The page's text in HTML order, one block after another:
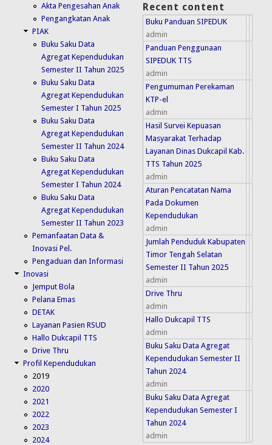
Akta Pengesahan Anak
Pengangkatan Anak
PIAK
Buku Saku Data
Agregat Kependudukan
Semester II Tahun 2025
Buku Saku Data
Agregat Kependudukan
Semester I Tahun 2025
Buku Saku Data
Agregat Kependudukan
Semester II Tahun 2024
Buku Saku Data
Agregat Kependudukan
Semester I Tahun 2024
Buku Saku Data
Agregat Kependudukan
Semester II Tahun 2023
Pemanfaatan Data &
Inovasi Pel.
Pengaduan dan Informasi
Inovasi
Jemput Bola
Pelana Emas
DETAK
Layanan Pasien RSUD
Hallo Dukcapil TTS
Drive Thru
Profil Kependudukan
2019
2020
2021
2022
2023
2024
Recent content
Buku Panduan SIPEDUK
admin
Panduan Penggunaan
SIPEDUK TTS
admin
Pengumuman Perekaman
KTP-el
admin
Hasil Survei Kepuasan
Masyarakat Terhadap
Layanan Dinas Dukcapil Kab.
TTS Tahun 2025
admin
Aturan Pencatatan Nama
Pada Dokumen
Kependudukan
admin
Jumlah Penduduk Kabupaten
Timor Tengah Selatan
Semester II Tahun 2025
admin
Drive Thru
admin
Hallo Dukcapil TTS
admin
Buku Saku Data Agregat
Kependudukan Semester II
Tahun 2024
admin
Buku Saku Data Agregat
Kependudukan Semester I
Tahun 2024
admin